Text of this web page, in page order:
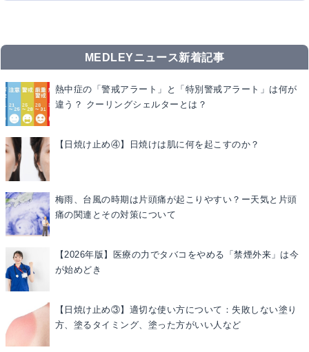
MEDLEYニュース新着記事
熱中症の「警戒アラート」と「特別警戒アラート」は何が
違う？ クーリングシェルターとは？
【日焼け止め④】日焼けは肌に何を起こすのか？
梅雨、台風の時期は片頭痛が起こりやすい？ー天気と片頭
痛の関連とその対策について
【2026年版】医療の力でタバコをやめる「禁煙外来」は今
が始めどき
【日焼け止め③】適切な使い方について：失敗しない塗り
方、塗るタイミング、塗った方がいい人など